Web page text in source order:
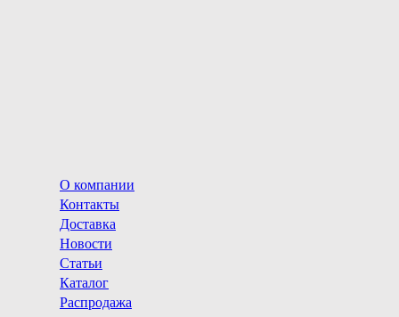
О компании
Контакты
Доставка
Новости
Статьи
Каталог
Распродажа